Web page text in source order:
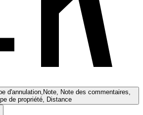
d'annulation,Note, Note des commentaires,
de propriété, Distance